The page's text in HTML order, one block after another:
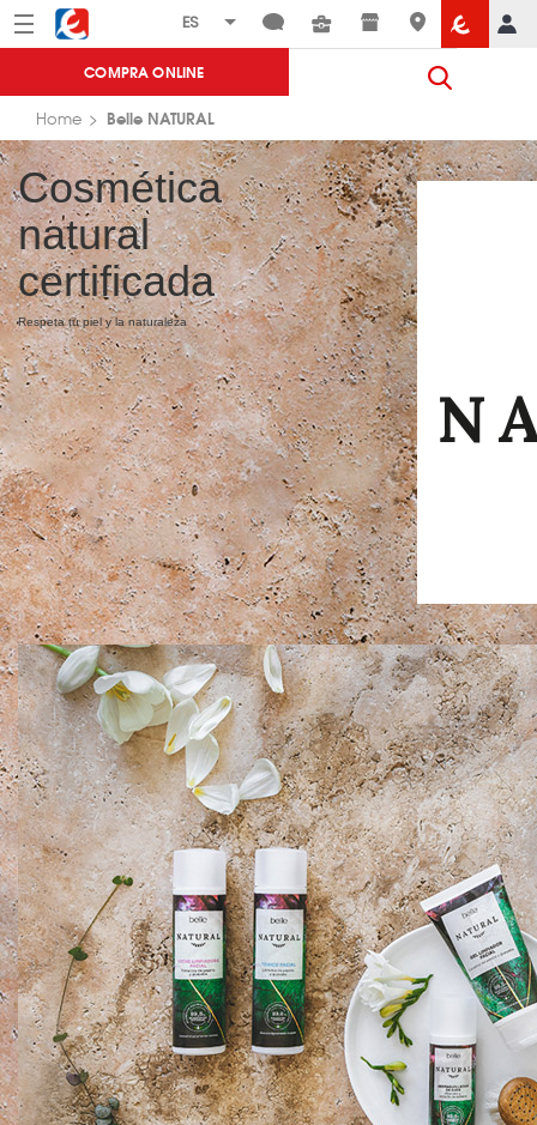
Menú Eroski
COMPRA ONLINE
Home Belle NATURAL
Cosmética
natural
certificada
Respeta tu piel y la naturaleza